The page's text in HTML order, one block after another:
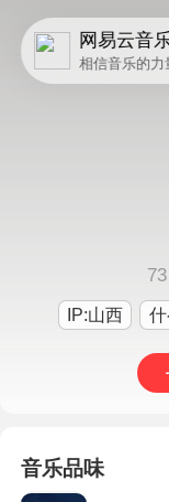
网易云音
相信音乐的力
73
IP:山西
音乐品味